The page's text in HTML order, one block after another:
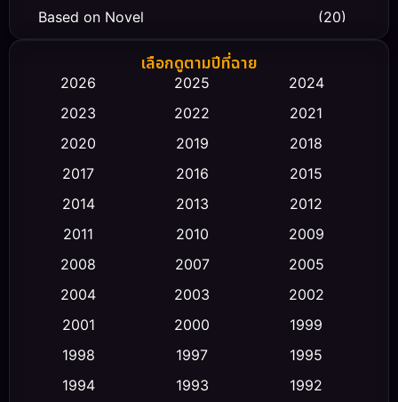
Based on Novel (20)
Biography ชีวิตจริง
Classic หนังคลาสสิก (23)
Comedy ตลก (458)
Conspiracy
Crime อาชญากรรม (347)
Culture (23)
เลือกดูตามปีที่ฉาย
2026 2025
2024
2023
2022
2021
2020
2019
2018
2017
2016
2015
2014
2013
2012
2011
2010
2009
2008
2007
2005
2004
2003
2002
2001
2000
1999
1998
1997
1995
1994
1993
1992